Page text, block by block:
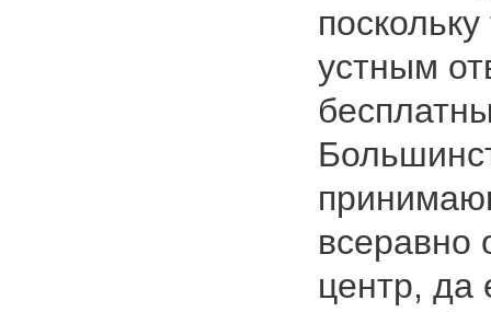
устным
всеравно
центр, да